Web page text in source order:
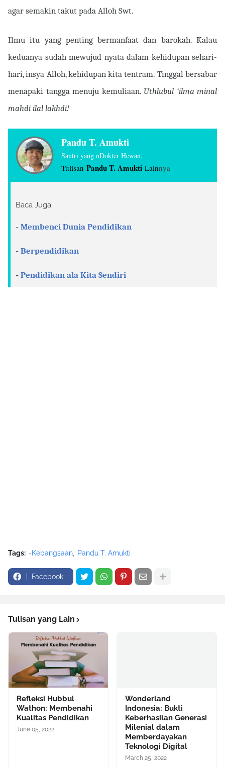
agar semakin takut pada Alloh Swt.
Ilmu itu yang penting bermanfaat dan barokah. Kalau
keduanya sudah mewujud nyata dalam kehidupan sehari-
hari, insya Alloh, kehidupan kita tentram. Tinggal bersabar
menapaki tangga menuju kemuliaan. Uthlubul ‘ilma minal
mahdi ilal lakhdi!
Pandu T. Amukti
Santri yang nDokter Hewan.
Tulisan Pandu T. Amukti Lainnya
Baca Juga:
- Membenci Dunia Pendidikan
- Berpendidikan
- Pendidikan ala Kita Sendiri
Tags: -Kebangsaan Pandu T. Amukti
Facebook
Tulisan yang Lain
Refleksi Hubbul
Wathon: Membenahi
Kualitas Pendidikan
June 05, 2022
Wonderland
Indonesia: Bukti
Keberhasilan Generasi
Milenial dalam
Memberdayakan
Teknologi Digital
March 25, 2022